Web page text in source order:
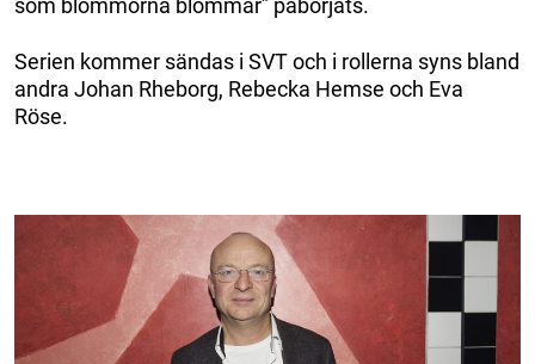
Serien kommer sändas i SVT och i rollerna syns bland
andra Johan Rheborg, Rebecka Hemse och Eva
Röse.